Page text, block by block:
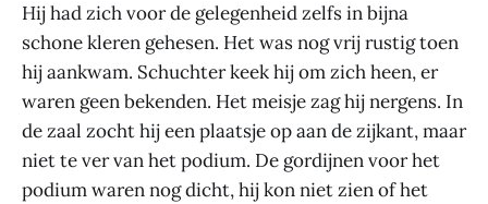
Hij had zich voor de gelegenheid zelfs in bijna
schone kleren gehesen. Het was nog vrij rustig toen
hij aankwam. Schuchter keek hij om zich heen, er
waren geen bekenden. Het meisje zag hij nergens. In
de zaal zocht hij een plaatsje op aan de zijkant, maar
niet te ver van het podium. De gordijnen voor het
podium waren nog dicht, hij kon niet zien of het